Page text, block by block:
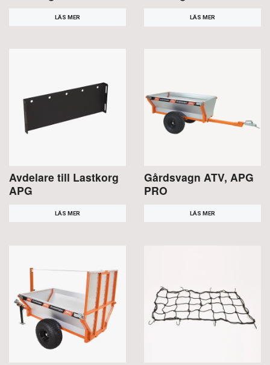
LÄS MER LÄS MER
Avdelare till Lastkorg
APG
LÄS MER
Gårdsvagn ATV, APG
PRO
LÄS MER